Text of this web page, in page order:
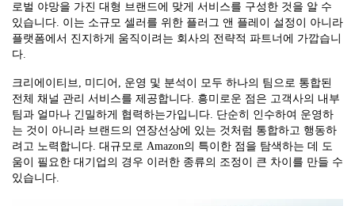
로벌 야망을 가진 대형 브랜드에 맞게 서비스를 구성한 것을 알 수
있습니다. 이는 소규모 셀러를 위한 플러그 앤 플레이 설정이 아니라
플랫폼에서 진지하게 움직이려는 회사의 전략적 파트너에 가깝습니
다.
크리에이티브, 미디어, 운영 및 분석이 모두 하나의 팀으로 통합된
전체 채널 관리 서비스를 제공합니다. 흥미로운 점은 고객사의 내부
팀과 얼마나 긴밀하게 협력하는가입니다. 단순히 인수하여 운영하
는 것이 아니라 브랜드의 연장선상에 있는 것처럼 통합하고 행동하
려고 노력합니다. 대규모로 Amazon의 특이한 점을 탐색하는 데 도
움이 필요한 대기업의 경우 이러한 종류의 조정이 큰 차이를 만들 수
있습니다.